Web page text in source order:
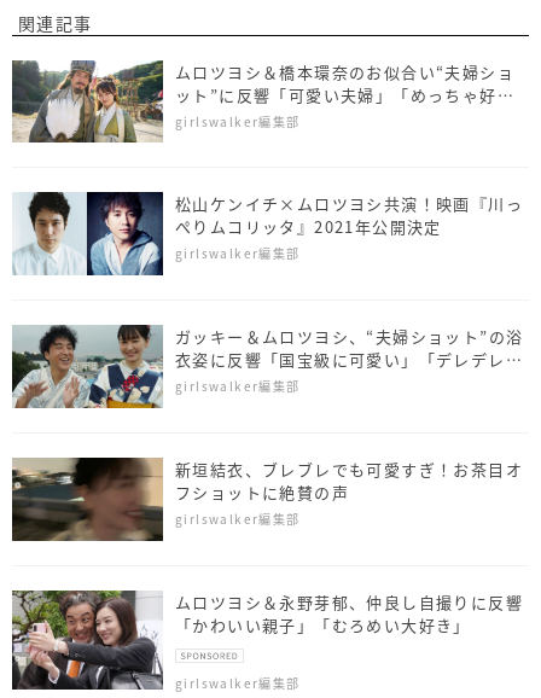
関連記事
ムロツヨシ＆橋本環奈のお似合い“夫婦ショ
ット”に反響「可愛い夫婦」「めっちゃ好き
なコンビ」
girlswalker編集部
松山ケンイチ×ムロツヨシ共演！映画『川っ
ぺりムコリッタ』2021年公開決定
girlswalker編集部
ガッキー＆ムロツヨシ、“夫婦ショット”の浴
衣姿に反響「国宝級に可愛い」「デレデレや
ん」
girlswalker編集部
新垣結衣、ブレブレでも可愛すぎ！お茶目オ
フショットに絶賛の声
girlswalker編集部
ムロツヨシ＆永野芽郁、仲良し自撮りに反響
「かわいい親子」「むろめい大好き」
girlswalker編集部